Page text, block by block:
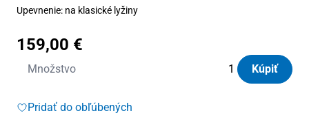
Upevnenie: na klasické lyžiny
159,00 €
Množstvo
množstvo
Silenzio
Kúpiť
Pridať do obľúbených